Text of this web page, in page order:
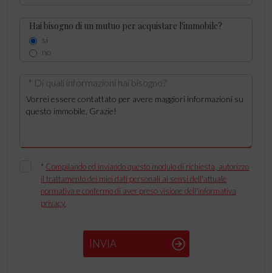
Hai bisogno di un mutuo per acquistare l'immobile?
si
no
* Di quali informazioni hai bisogno?
* Compilando ed inviando questo modulo di richiesta, autorizzo
il trattamento dei miei dati personali ai sensi dell'attuale
normativa e confermo di aver preso visione dell'informativa
privacy.
INVIA